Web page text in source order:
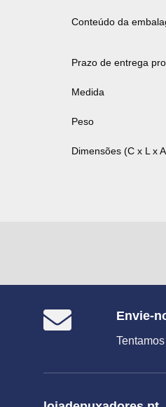
Conteúdo da
Prazo de entrega
Medida
Peso
Dimensões (C x L x
Envie-